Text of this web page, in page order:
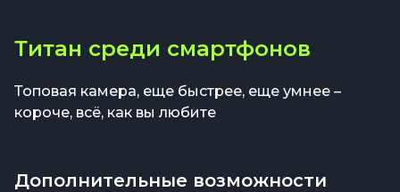
Титан среди смартфонов
Топовая камера, еще быстрее, еще умнее –
короче, всё, как вы любите
Дополнительные возможности